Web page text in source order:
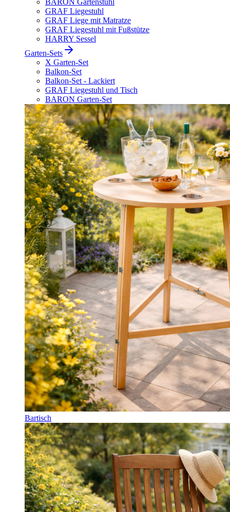
BARON Gartenstuhl
GRAF Liegestuhl
GRAF Liege mit Matratze
GRAF Liegestuhl mit Fußstütze
HARRY Sessel
Garten-Sets
X Garten-Set
Balkon-Set
Balkon-Set - Lackiert
GRAF Liegestuhl und Tisch
BARON Garten-Set
Bartisch